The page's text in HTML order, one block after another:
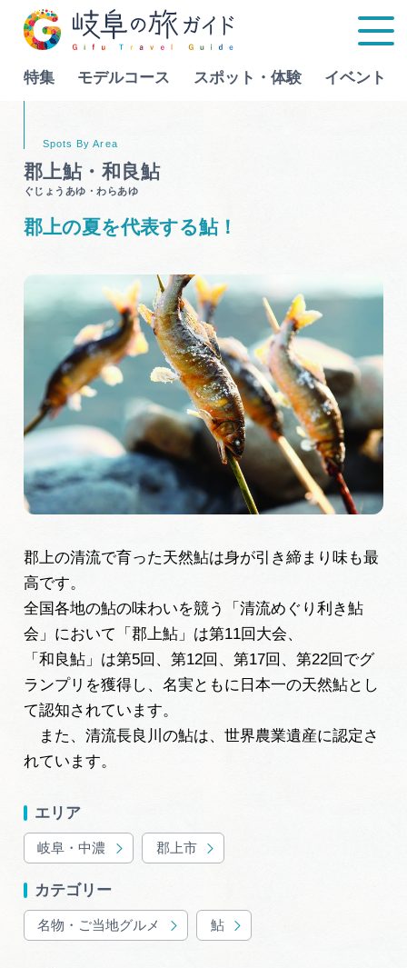
特集 モデルコース スポット・体験 イベント
スポット・体験
イベント
グルメ
旅の予約
アクセス
ぎふ旅レポーター記事
早わかり岐阜
買い物・お土産
体験予約サイト「ＶＩＳＩＴ岐阜県」
岐阜県アウトドア観光キャンペーン
岐阜県まるごと観光エリアガイド
岐阜県観光データベース
旅行会社・観光事業者の皆様へ
Language
行きたいリストを見る
郡上鮎・和良鮎
ぐじょうあゆ・わらあゆ
郡上の夏を代表する鮎！
郡上の清流で育った天然鮎は身が引き締まり味も最
高です。
全国各地の鮎の味わいを競う「清流めぐり利き鮎
会」において「郡上鮎」は第11回大会、
「和良鮎」は第5回、第12回、第17回、第22回でグ
ランプリを獲得し、名実ともに日本一の天然鮎とし
て認知されています。
また、清流長良川の鮎は、世界農業遺産に認定さ
れています。
エリア
岐阜・中濃 郡上市
カテゴリー
名物・ご当地グルメ 鮎